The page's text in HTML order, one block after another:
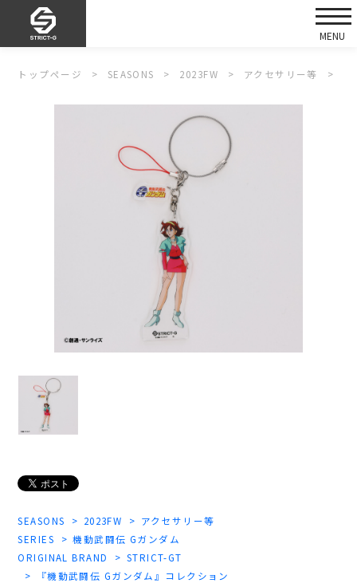
トップページ SEASONS 2023FW アクセサリー等
SEASONS 2023FW
アクセサリー等
SERIES
機動武闘伝 Gガンダム
ORIGINAL BRAND
STRICT-GT
『機動武闘伝 Gガンダム』コレクション